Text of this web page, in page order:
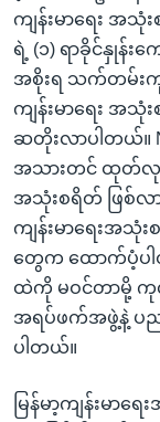
ကျန်းမာရေး အ
ရဲ့ (၁) ရာခိုင်နှုန်းက
အစိုးရ သက်တမ်းကုန်
ကျန်းမာရေး အ
ဆတိုးလာပါတယ်။
အသားတင် ထုတ်လုပ်
အသုံးစရိတ် ဖြစ်လ
ကျန်းမာရေးအသုံ
တွေက ထောက်ပံ့ပ
ထဲကို မဝင်တာမို့ ကုလ
အရပ်ဖက်အဖွဲ့နဲ့ ပည
ပါတယ်။
မြန်မာ့ကျန်းမာ